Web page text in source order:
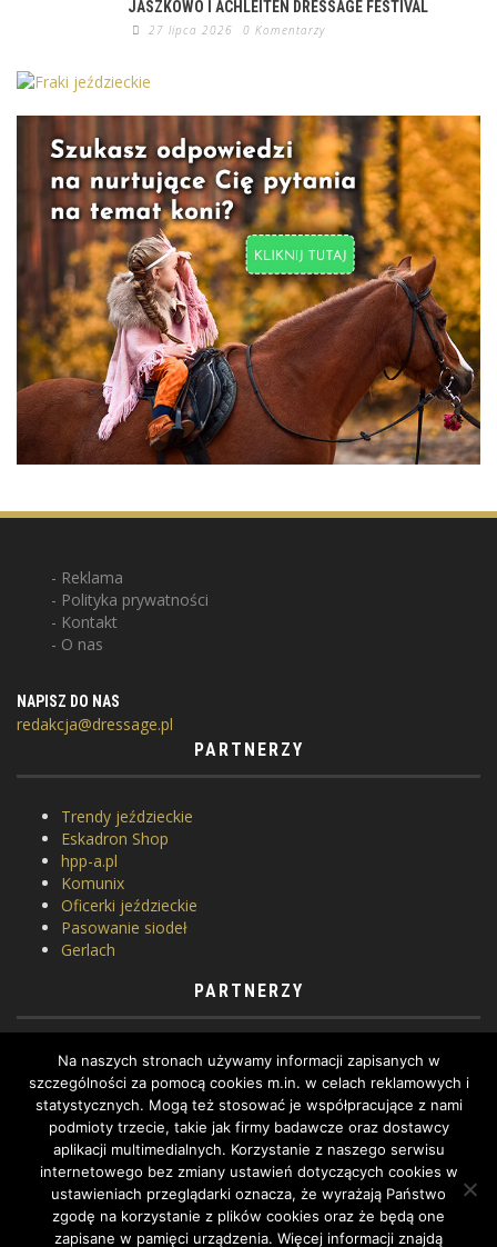
JASZKOWO I ACHLEITEN DRESSAGE FESTIVAL
27 lipca 2026 0 Komentarzy
Reklama
Polityka prywatności
Kontakt
O nas
NAPISZ DO NAS
redakcja@dressage.pl
PARTNERZY
Trendy jeździeckie
Eskadron Shop
hpp-a.pl
Komunix
Oficerki jeździeckie
Pasowanie siodeł
Gerlach
PARTNERZY
Horse Equipment
Siodlarnia
Szkoła jeździectwa
WhatToDo
Yard Equites
Cztery Kopyta
Na naszych stronach używamy informacji zapisanych w
szczególności za pomocą cookies m.in. w celach reklamowych i
statystycznych. Mogą też stosować je współpracujące z nami
podmioty trzecie, takie jak firmy badawcze oraz dostawcy
aplikacji multimedialnych. Korzystanie z naszego serwisu
internetowego bez zmiany ustawień dotyczących cookies w
ustawieniach przeglądarki oznacza, że wyrażają Państwo
zgodę na korzystanie z plików cookies oraz że będą one
zapisane w pamięci urządzenia. Więcej informacji znajdą